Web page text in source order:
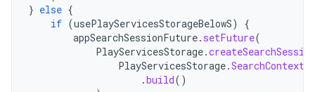
} else {
if (usePlayServicesStorageBelowS)
{
appSearchSessionFuture. setFuture(
PlayServicesStorage.createSearchSession
PlayServicesStorage.SearchContext
.build()